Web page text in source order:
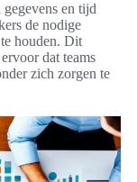
en tijd
de nodige
houden. Dit
dat teams
zich zorgen te